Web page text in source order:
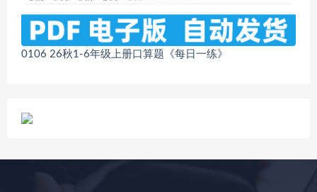
0106 26秋1-6年级上册口算题《每日一练》